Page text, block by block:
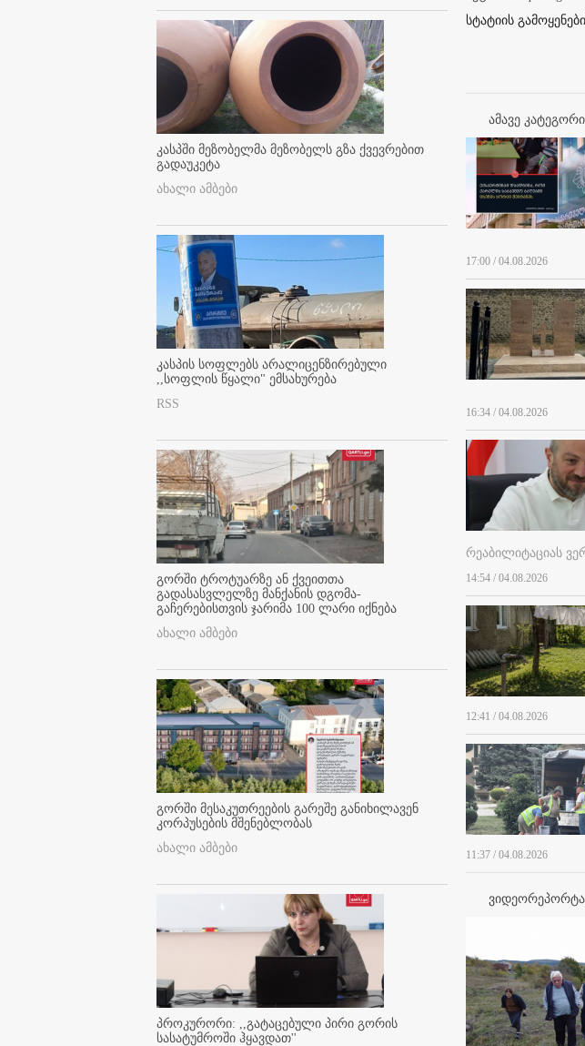
კასპში მეზობელმა მეზობელს გზა ქვევრებით
გადაუკეტა
ახალი ამბები
კასპის სოფლებს არალიცენზირებული
,,სოფლის წყალი" ემსახურება
RSS
გორში ტროტუარზე ან ქვეითთა
გადასასვლელზე მანქანის დგომა-
გაჩერებისთვის ჯარიმა 100 ლარი იქნება
ახალი ამბები
გორში მესაკუთრეების გარეშე განიხილავენ
კორპუსების მშენებლობას
ახალი ამბები
პროკურორი: ,,გატაცებული პირი გორის
სასატუმროში ჰყავდათ''
სტატიის
ამავე
17:00 / 04.08.2026
16:34 / 04.08.2026
რეაბილიტაციას
14:54 / 04.08.2026
12:41 / 04.08.2026
11:37 / 04.08.2026